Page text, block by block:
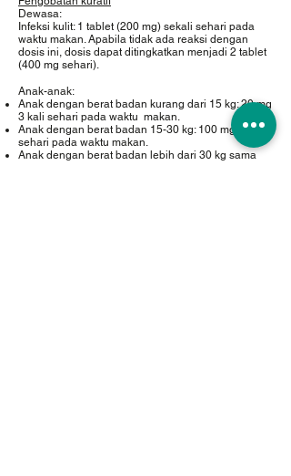
Dewasa:
Infeksi kulit: 1 tablet (200 mg) sekali sehari pada
waktu makan. Apabila tidak ada reaksi dengan
dosis ini, dosis dapat ditingkatkan menjadi 2 tablet
(400 mg sehari).
Anak-anak:
Anak dengan berat badan kurang dari 15 kg: 20 mg
3 kali sehari pada waktu makan.
Anak dengan berat badan 15-30 kg: 100 mg sekali
sehari pada waktu makan.
Anak dengan berat badan lebih dari 30 kg sama